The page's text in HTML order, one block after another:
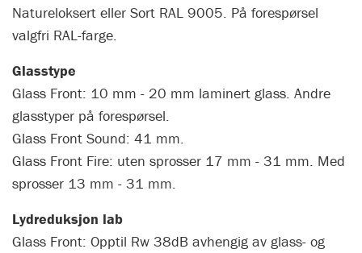
Natureloksert eller Sort RAL 9005. På forespørsel
valgfri RAL-farge.
Glasstype
Glass Front: 10 mm - 20 mm laminert glass. Andre
glasstyper på forespørsel.
Glass Front Sound: 41 mm.
Glass Front Fire: uten sprosser 17 mm - 31 mm. Med
sprosser 13 mm - 31 mm.
Lydreduksjon lab
Glass Front: Opptil Rw 38dB avhengig av glass- og